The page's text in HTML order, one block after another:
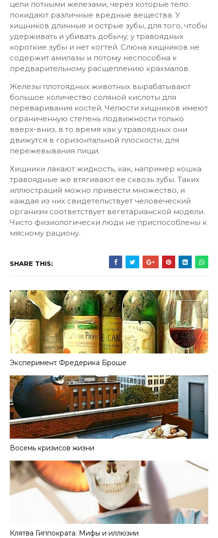
цели потными железами, через которые тело
покидают различные вредные вещества. У
хищников длинные и острые зубы, для того, чтобы
удерживать и убивать добычу; у травоядных
короткие зубы и нет когтей. Слюна хищников не
содержит амилазы и потому неспособна к
предварительному расщеплению крахмалов.
Железы плотоядных животных вырабатывают
большое количество соляной кислоты для
переваривания костей. Челюсти хищников имеют
ограниченную степень подвижности только
вверх-вниз, в то время как у травоядных они
движутся в горизонтальной плоскости, для
пережевывания пищи.
Хищники лакают жидкость, как, например кошка
травоядные же втягивают ее сквозь зубы. Таких
иллюстраций можно привести множество, и
каждая из них свидетельствует человеческий
организм соответствует вегетарианской модели.
Чисто физиологически люди не приспособлены к
мясному рациону.
SHARE THIS:
Эксперимент Фредерика Броше
Восемь кризисов жизни
Клятва Гиппократа: Мифы и иллюзии